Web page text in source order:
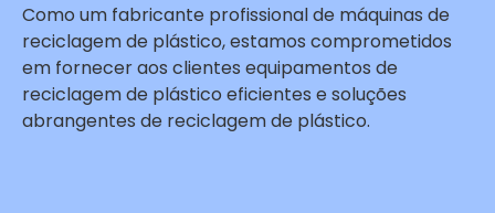
Como um fabricante profissional de máquinas de
reciclagem de plástico, estamos comprometidos
em fornecer aos clientes equipamentos de
reciclagem de plástico eficientes e soluções
abrangentes de reciclagem de plástico.